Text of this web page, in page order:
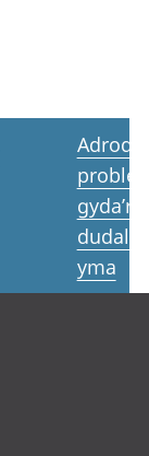
Adrodd
gyda’r
yma